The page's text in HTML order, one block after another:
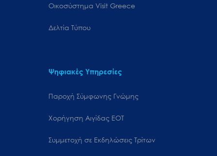
Oικοσύστημα Visit Greece
Δελτία Τύπου
Ψηφιακές Υπηρεσίες
Παροχή Σύμφωνης Γνώμης
Χορήγηση Αιγίδας ΕΟΤ
Συμμετοχή σε Εκδηλώσεις Τρίτων